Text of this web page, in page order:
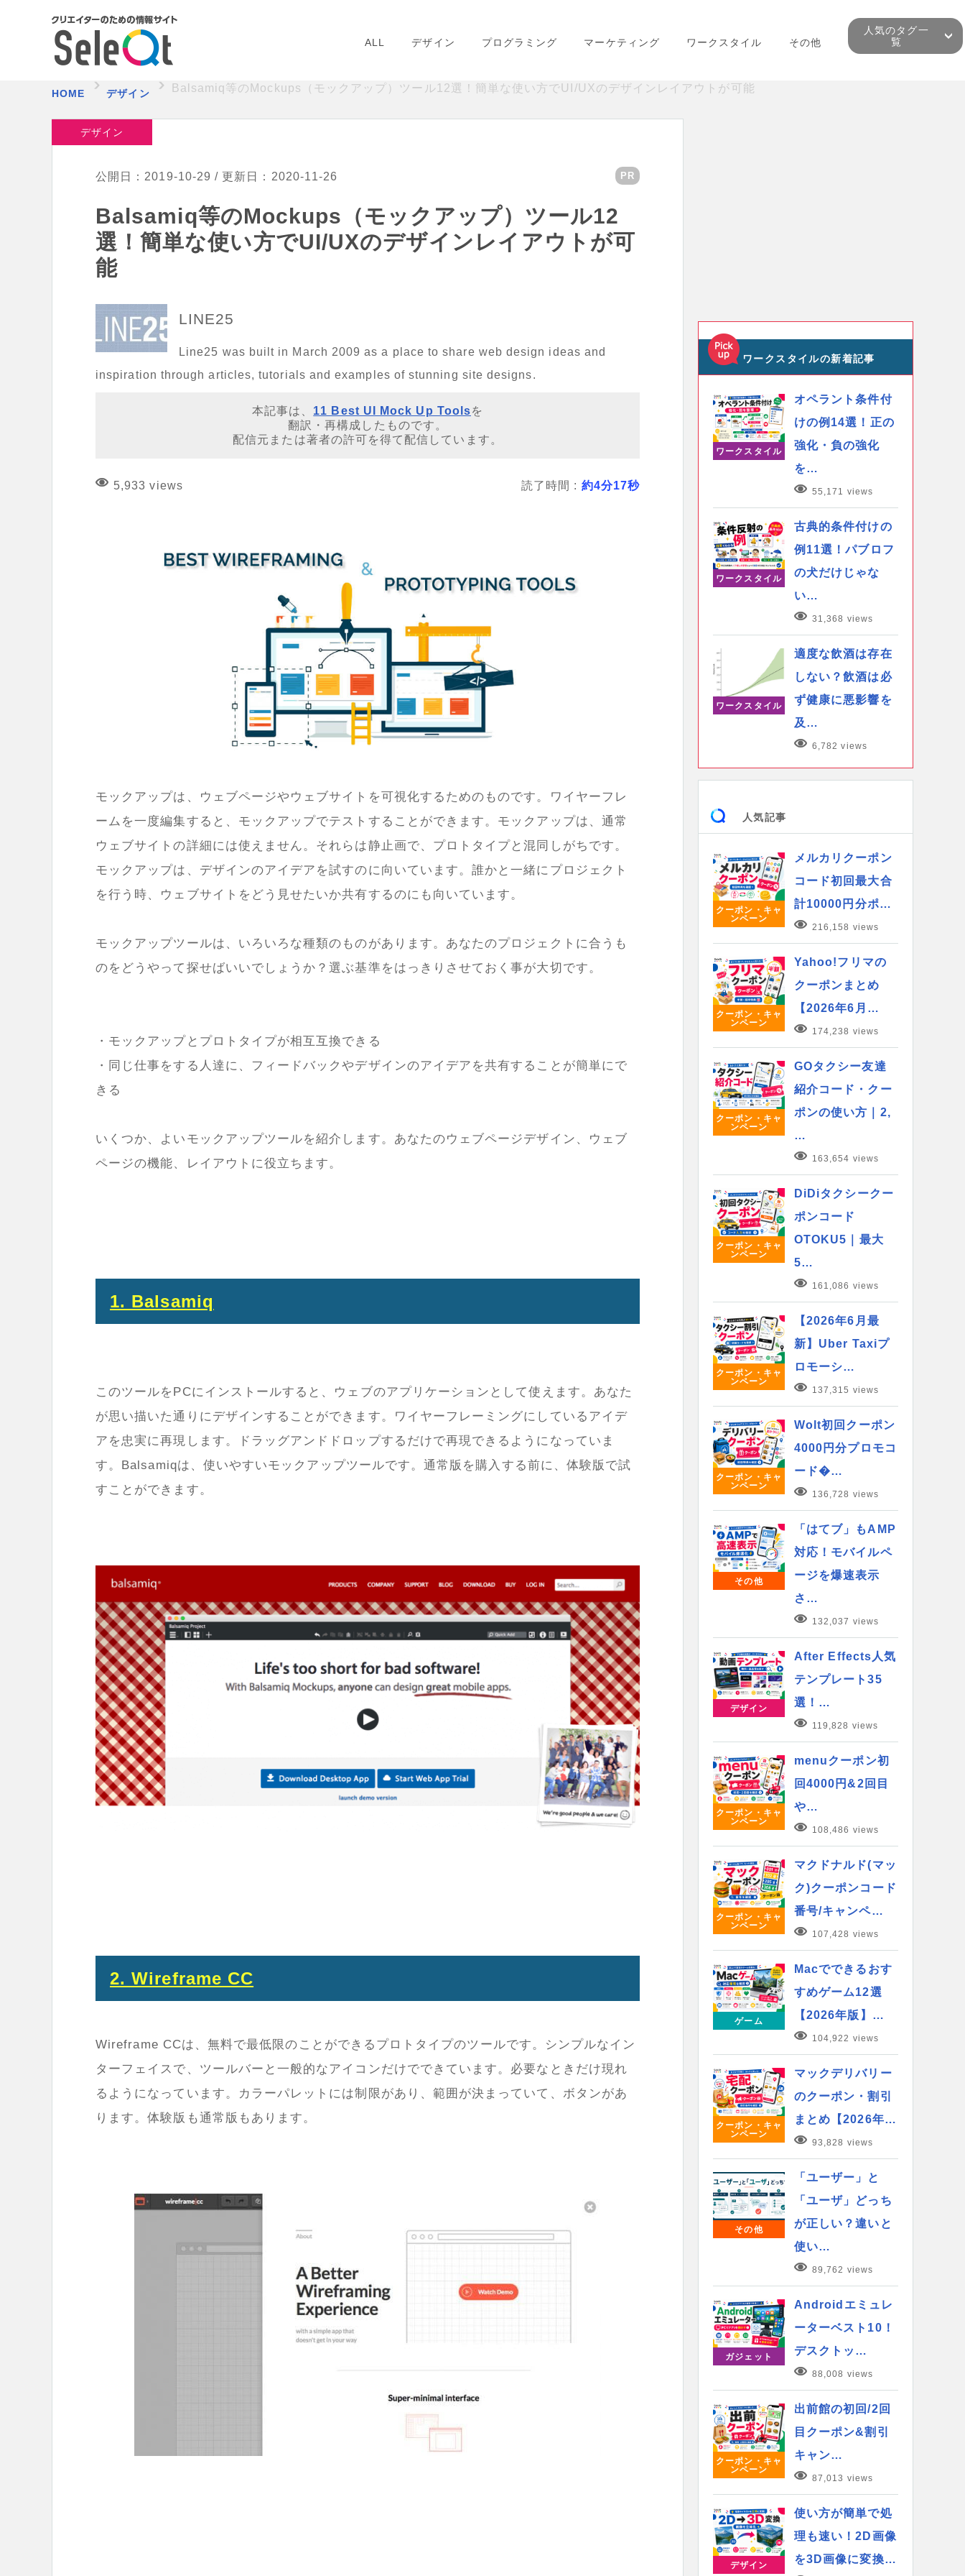
ALL デザイン プログラミング マーケティング ワークスタイル その他
人気のタグ一
覧
HOME デザイン Balsamiq等のMockups（モックアップ）ツール12選！簡単な使い方でUI/UXのデザインレイアウトが可能
デザイン
公開日：2019-10-29 / 更新日：2020-11-26 PR
Balsamiq等のMockups（モックアップ）ツール12
選！簡単な使い方でUI/UXのデザインレイアウトが可
能
LINE25
Line25 was built in March 2009 as a place to share web design ideas and
inspiration through articles, tutorials and examples of stunning site designs.
本記事は、 11 Best UI Mock Up Toolsを
翻訳・再構成したものです。
配信元または著者の許可を得て配信しています。
5,933 views 読了時間 : 約4分17秒
モックアップは、ウェブページやウェブサイトを可視化するためのものです。ワイヤーフレ
ームを一度編集すると、モックアップでテストすることができます。モックアップは、通常
ウェブサイトの詳細には使えません。それらは静止画で、プロトタイプと混同しがちです。
モックアップは、デザインのアイデアを試すのに向いています。誰かと一緒にプロジェクト
を行う時、ウェブサイトをどう見せたいか共有するのにも向いています。
モックアップツールは、いろいろな種類のものがあります。あなたのプロジェクトに合うも
のをどうやって探せばいいでしょうか？選ぶ基準をはっきりさせておく事が大切です。
・モックアップとプロトタイプが相互互換できる
・同じ仕事をする人達に、フィードバックやデザインのアイデアを共有することが簡単にで
きる
いくつか、よいモックアップツールを紹介します。あなたのウェブページデザイン、ウェブ
ページの機能、レイアウトに役立ちます。
1. Balsamiq
このツールをPCにインストールすると、ウェブのアプリケーションとして使えます。あなた
が思い描いた通りにデザインすることができます。ワイヤーフレーミングにしているアイデ
アを忠実に再現します。ドラッグアンドドロップするだけで再現できるようになっていま
す。Balsamiqは、使いやすいモックアップツールです。通常版を購入する前に、体験版で試
すことができます。
2. Wireframe CC
Wireframe CCは、無料で最低限のことができるプロトタイプのツールです。シンプルなイン
ターフェイスで、ツールバーと一般的なアイコンだけでできています。必要なときだけ現れ
るようになっています。カラーパレットには制限があり、範囲が決まっていて、ボタンがあ
ります。体験版も通常版もあります。
ワークスタイルの新着記事
ワークスタイル
オペラント条件付
けの例14選！正の
強化・負の強化
を…
55,171 views
ワークスタイル
古典的条件付けの
例11選！パブロフ
の犬だけじゃな
い…
31,368 views
ワークスタイル
適度な飲酒は存在
しない？飲酒は必
ず健康に悪影響を
及…
6,782 views
人気記事
クーポン・キャ
ンペーン
メルカリクーポン
コード初回最大合
計10000円分ポ…
216,158 views
クーポン・キャ
ンペーン
Yahoo!フリマの
クーポンまとめ
【2026年6月…
174,238 views
クーポン・キャ
ンペーン
GOタクシー友達
紹介コード・クー
ポンの使い方｜2,
…
163,654 views
クーポン・キャ
ンペーン
DiDiタクシークー
ポンコード
OTOKU5｜最大
5…
161,086 views
クーポン・キャ
ンペーン
【2026年6月最
新】Uber Taxiプ
ロモーシ…
137,315 views
クーポン・キャ
ンペーン
Wolt初回クーポン
4000円分プロモコ
ード�…
136,728 views
その他
「はてブ」もAMP
対応！モバイルペ
ージを爆速表示
さ…
132,037 views
デザイン
After Effects人気
テンプレート35
選！…
119,828 views
クーポン・キャ
ンペーン
menuクーポン初
回4000円&2回目
や…
108,486 views
クーポン・キャ
ンペーン
マクドナルド(マッ
ク)クーポンコード
番号/キャンペ…
107,428 views
ゲーム
Macでできるおす
すめゲーム12選
【2026年版】…
104,922 views
クーポン・キャ
ンペーン
マックデリバリー
のクーポン・割引
まとめ【2026年…
93,828 views
その他
「ユーザー」と
「ユーザ」どっち
が正しい？違いと
使い…
89,762 views
ガジェット
Androidエミュレ
ーターベスト10！
デスクトッ…
88,008 views
クーポン・キャ
ンペーン
出前館の初回/2回
目クーポン&割引
キャン…
87,013 views
デザイン
使い方が簡単で処
理も速い！2D画像
を3D画像に変換…